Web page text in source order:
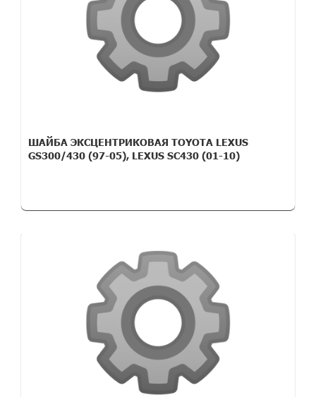
ШАЙБА ЭКСЦЕНТРИКОВАЯ TOYOTA LEXUS
GS300/430 (97-05), LEXUS SC430 (01-10)